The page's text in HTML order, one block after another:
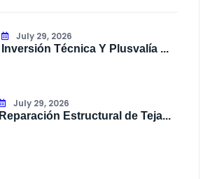
July 29, 2026
Inversión Técnica Y Plusvalía ...
July 29, 2026
Reparación Estructural de Teja...